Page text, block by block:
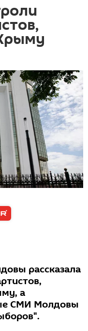
рассказала
а
СМИ Молдовы